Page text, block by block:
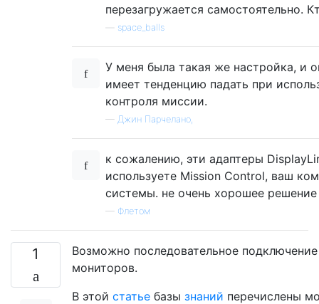
перезагружается самостоятельно.
space_balls
У меня была такая же настройка, и
имеет тенденцию падать при
контроля миссии.
— Джин Парчелано,
к сожалению, эти адаптеры
используете Mission Control, ваш
системы. не очень хорошее решение
— Флетом
1
Возможно последовательное
мониторов.
В этой статье базы знаний перечислены